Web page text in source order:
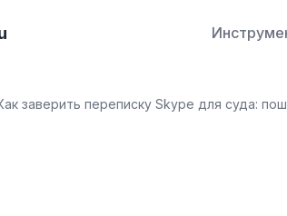
заверить переписку Skype для суда: